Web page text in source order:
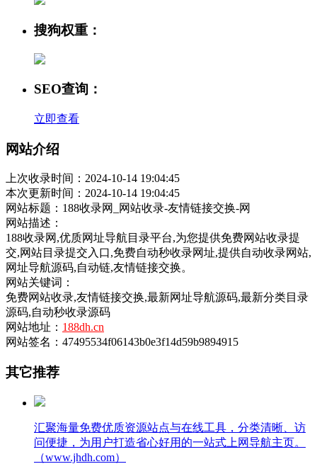
搜狗权重：
SEO查询：
立即查看
网站介绍
上次收录时间：2024-10-14 19:04:45
本次更新时间：2024-10-14 19:04:45
网站标题：188收录网_网站收录-友情链接交换-网
网站描述：
188收录网,优质网址导航目录平台,为您提供免费网站收录提
交,网站目录提交入口,免费自动秒收录网址,提供自动收录网站,
网址导航源码,自动链,友情链接交换。
网站关键词：
免费网站收录,友情链接交换,最新网址导航源码,最新分类目录
源码,自动秒收录源码
网站地址： 188dh.cn
网站签名：47495534f06143b0e3f14d59b9894915
其它推荐
汇聚海量免费优质资源站点与在线工具，分类清晰、访
问便捷，为用户打造省心好用的一站式上网导航主页。
（www.jhdh.com）